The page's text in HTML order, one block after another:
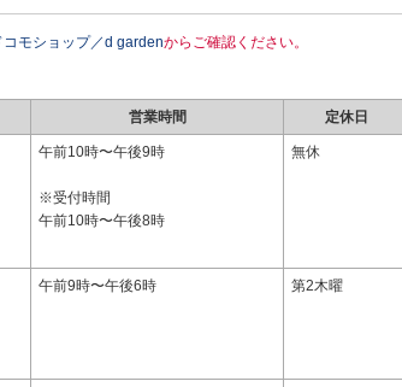
コモショップ／d gardenからご確認ください。
営業時間 定休日
午前10時〜午後9時
※受付時間
午前10時〜午後8時
無休
午前9時〜午後6時 第2木曜